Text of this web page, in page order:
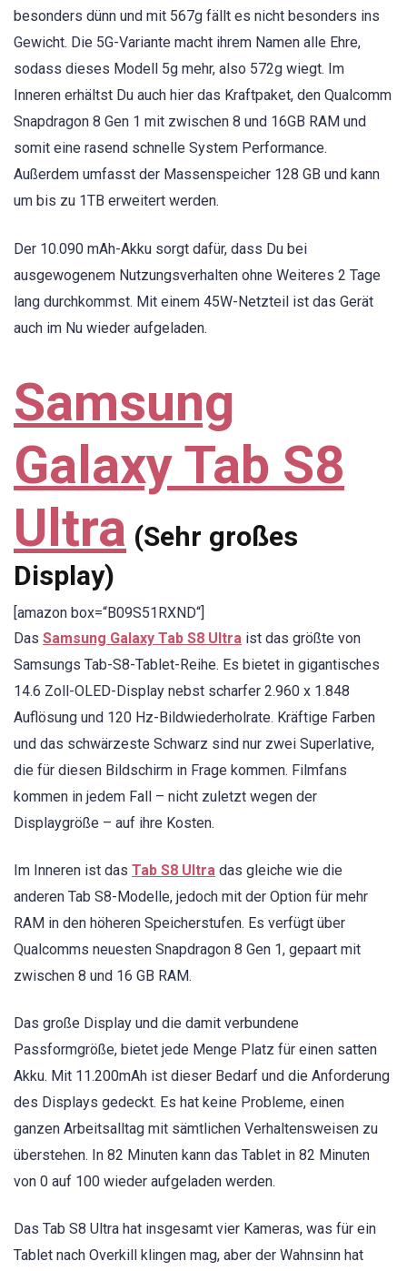
besonders dünn und mit 567g fällt es nicht besonders ins
Gewicht. Die 5G-Variante macht ihrem Namen alle Ehre,
sodass dieses Modell 5g mehr, also 572g wiegt. Im
Inneren erhältst Du auch hier das Kraftpaket, den Qualcomm
Snapdragon 8 Gen 1 mit zwischen 8 und 16GB RAM und
somit eine rasend schnelle System Performance.
Außerdem umfasst der Massenspeicher 128 GB und kann
um bis zu 1TB erweitert werden.
Der 10.090 mAh-Akku sorgt dafür, dass Du bei
ausgewogenem Nutzungsverhalten ohne Weiteres 2 Tage
lang durchkommst. Mit einem 45W-Netzteil ist das Gerät
auch im Nu wieder aufgeladen.
Samsung
Galaxy Tab S8
Ultra (Sehr großes
Display)
[amazon box=“B09S51RXND“]
Das Samsung Galaxy Tab S8 Ultra ist das größte von
Samsungs Tab-S8-Tablet-Reihe. Es bietet in gigantisches
14.6 Zoll-OLED-Display nebst scharfer 2.960 x 1.848
Auflösung und 120 Hz-Bildwiederholrate. Kräftige Farben
und das schwärzeste Schwarz sind nur zwei Superlative,
die für diesen Bildschirm in Frage kommen. Filmfans
kommen in jedem Fall – nicht zuletzt wegen der
Displaygröße – auf ihre Kosten.
Im Inneren ist das Tab S8 Ultra das gleiche wie die
anderen Tab S8-Modelle, jedoch mit der Option für mehr
RAM in den höheren Speicherstufen. Es verfügt über
Qualcomms neuesten Snapdragon 8 Gen 1, gepaart mit
zwischen 8 und 16 GB RAM.
Das große Display und die damit verbundene
Passformgröße, bietet jede Menge Platz für einen satten
Akku. Mit 11.200mAh ist dieser Bedarf und die Anforderung
des Displays gedeckt. Es hat keine Probleme, einen
ganzen Arbeitsalltag mit sämtlichen Verhaltensweisen zu
überstehen. In 82 Minuten kann das Tablet in 82 Minuten
von 0 auf 100 wieder aufgeladen werden.
Das Tab S8 Ultra hat insgesamt vier Kameras, was für ein
Tablet nach Overkill klingen mag, aber der Wahnsinn hat